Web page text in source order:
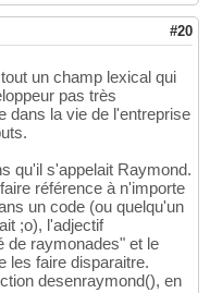
#20
un champ lexical qui
pas très
dans la vie de l'entreprise
qu'il s'appelait Raymond.
référence à n'importe
un code (ou quelqu'un
;o), l'adjectif
de raymonades" et le
les faire disparaitre.
desenraymond(), en